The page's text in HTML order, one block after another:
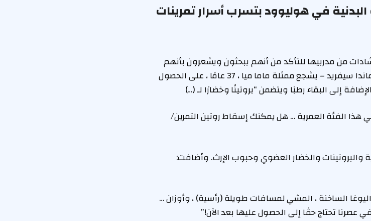
في هوليوود بتسرب أسرار تمرينات
من مدربيها للتأكد من أنهم يبحثون ويشعرون بأنهم
أفضل أنفسهم. لاسي ستون – الذي يدرب أماندا سيفريد – يشجع ممثلة ماما ميا ، 37 عامًا ، على الحصول
هذا الفئة العمرية … هل يمكنك إسقاط روتين التمرين/
والبروتينات والخضار العضوي وحبوب الإرث. وأضافت:
اليوغا الساخنة ، المشي لمسافات طويلة (رأسية) ، وأوزان …
عصرنا تحتاج حقًا إلى الحصول عليها بعد الآن!”